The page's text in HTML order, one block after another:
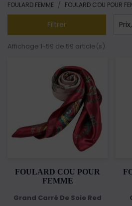
et motifs pour exprimer votre style
aujourd'hui et profitez de nos prix
FOULARD FEMME FOULARD COU POUR
Filtrer
Affichage 1-59 de 59 article(s)
FOULARD COU POUR
FEMME
Grand Carré De Soie Red